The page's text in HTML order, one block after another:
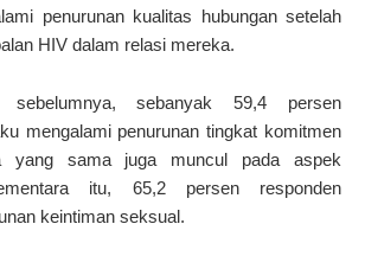
penurunan kualitas hubungan setelah
HIV dalam relasi mereka.
sebelumnya, sebanyak 59,4 persen
mengalami penurunan tingkat komitmen
yang sama juga muncul pada aspek
itu, 65,2 persen responden
keintiman seksual.